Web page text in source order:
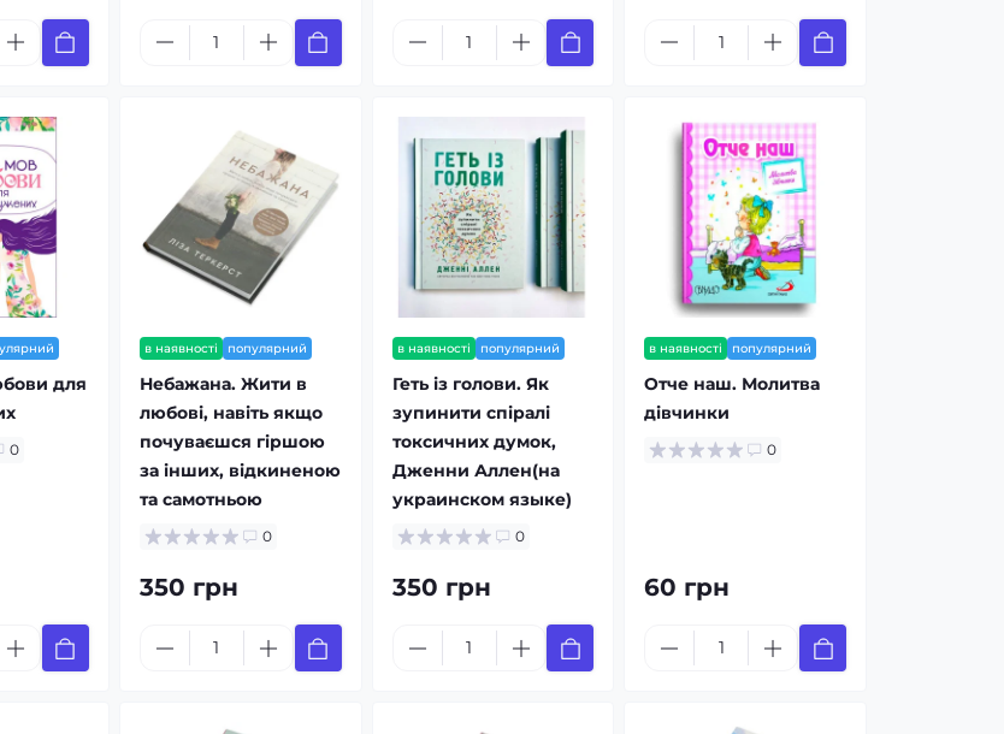
для
0
в наявності популярний
Небажана. Жити в
любові, навіть якщо
почуваєшся гіршою
за інших, відкиненою
та самотньою
0
350 грн
в наявності популярний
Геть із голови. Як
зупинити спіралі
токсичних думок,
Дженни Аллен(на
украинском языке)
0
350 грн
в наявності популярний
Отче наш. Молитва
дівчинки
0
60 грн